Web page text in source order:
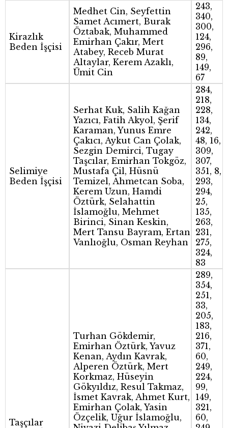
Kirazlık
Beden İşçisi
Medhet Cin, Seyfettin
Samet Acımert, Burak
Öztabak, Muhammed
Emirhan Çakır, Mert
Atabey, Receb Murat
Altaylar, Kerem Azaklı,
Ümit Cin
243,
340,
300,
124,
296,
89,
149,
67
Selimiye
Beden İşçisi
Serhat Kuk, Salih Kağan
Yazıcı, Fatih Akyol, Şerif
Karaman, Yunus Emre
Çakıcı, Aykut Can Çolak,
Sezgin Demirci, Tugay
Taşcılar, Emirhan Tokgöz,
Mustafa Çil, Hüsnü
Temizel, Ahmetcan Soba,
Kerem Uzun, Hamdi
Öztürk, Selahattin
İslamoğlu, Mehmet
Birinci, Sinan Keskin,
Mert Tansu Bayram, Ertan
Vanlıoğlu, Osman Reyhan
284,
218,
228,
134,
242,
48, 16,
309,
307,
351, 8,
293,
294,
25,
135,
263,
231,
275,
324,
83
Taşçılar
Turhan Gökdemir,
Emirhan Öztürk, Yavuz
Kenan, Aydın Kavrak,
Alperen Öztürk, Mert
Korkmaz, Hüseyin
Gökyıldız, Resul Takmaz,
İsmet Kavrak, Ahmet Kurt,
Emirhan Çolak, Yasin
Özçelik, Uğur İslamoğlu,
289,
354,
251,
33,
205,
183,
216,
371,
60,
249,
224,
99,
149,
321,
60,